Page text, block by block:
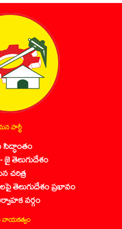
పార్టీ
తెలుగుదేశం
చరిత్ర
ప్రభావం
వర్గం